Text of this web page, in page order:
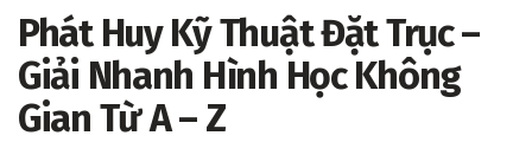
Phát Huy Kỹ Thuật Đặt Trục –
Giải Nhanh Hình Học Không
Gian Từ A – Z